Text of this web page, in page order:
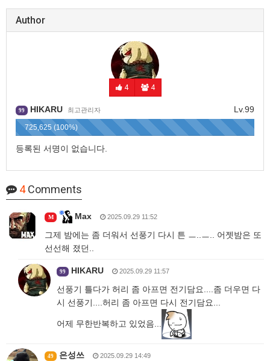
Author
4 4
Lv.99
99 HIKARU 최고관리자
725,625 (100%)
등록된 서명이 없습니다.
4Comments
M Max 2025.09.29 11:52
그제 밤에는 좀 더워서 선풍기 다시 튼 ㅡ..ㅡ.. 어젯밤은 또
선선해 졌던..
99 HIKARU 2025.09.29 11:57
선풍기 틀다가 허리 좀 아프면 전기담요....좀 더우면 다
시 선풍기....허리 좀 아프면 다시 전기담요...
어제 무한반복하고 있었음...
49 은성쓰 2025.09.29 14:49